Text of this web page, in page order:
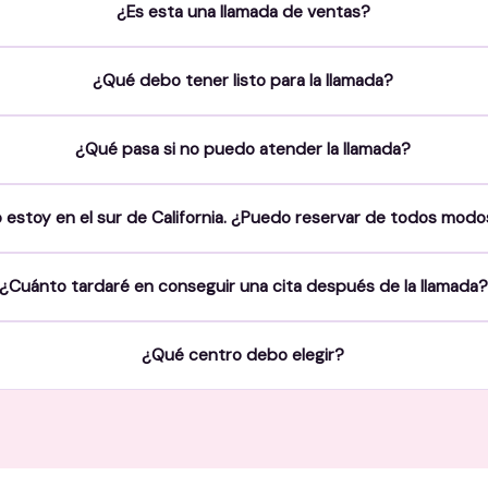
¿Es esta una llamada de ventas?
¿Qué debo tener listo para la llamada?
¿Qué pasa si no puedo atender la llamada?
estoy en el sur de California. ¿Puedo reservar de todos
tardaré en conseguir una cita después de la llamada?
¿Qué centro debo elegir?